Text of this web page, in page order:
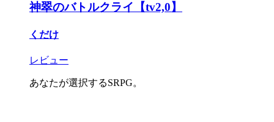
神翠のバトルクライ【tv2,0】
くだけ
レビュー
あなたが選択するSRPG。